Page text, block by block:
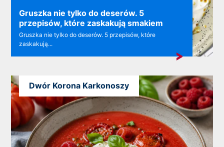
Gruszka nie tylko do deserów. 5
przepisów, które zaskakują smakiem
Gruszka nie tylko do deserów. 5 przepisów, które
zaskakują...
Dwór Korona Karkonoszy